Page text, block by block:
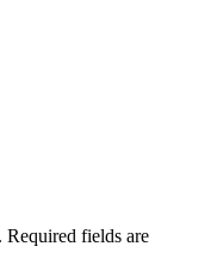
Required fields are